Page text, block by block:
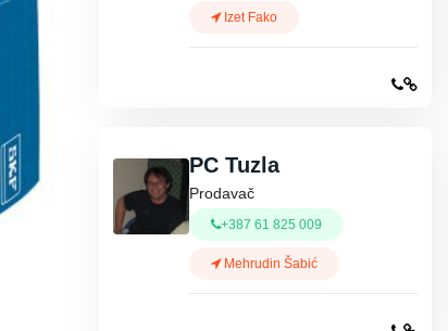
Izet Fako
PC Tuzla
Prodavač
+387 61 825 009
Mehrudin Šabić